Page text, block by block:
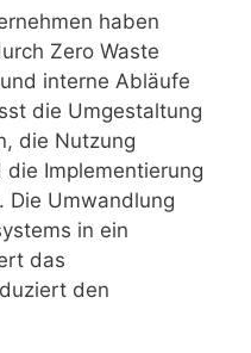
haben
Zero Waste
interne Abläufe
die Umgestaltung
die Nutzung
Implementierung
Die Umwandlung
in ein
das
den